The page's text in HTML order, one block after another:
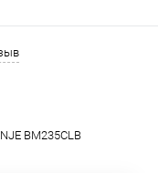
BM235CLB